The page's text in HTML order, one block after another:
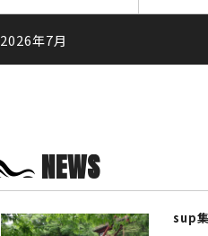
2026年7月
NEWS
sup